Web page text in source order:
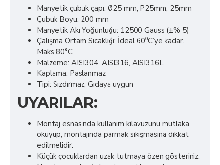
Manyetik çubuk çapı: Ø25 mm, P25mm, 25mm
Çubuk Boyu: 200 mm
Manyetik Akı Yoğunluğu: 12500 Gauss (±% 5)
Çalışma Ortam Sıcaklığı: İdeal 60⁰C’ye kadar.
Maks 80°C
Malzeme: AISI304, AISI316, AISI316L
Kaplama: Paslanmaz
Tipi: Sızdırmaz, Gıdaya uygun
UYARILAR:
Montaj esnasında kullanım kilavuzunu mutlaka
okuyup, montajında parmak sıkışmasına dikkat
edilmelidir.
Küçük çocuklardan uzak tutmaya özen gösteriniz.